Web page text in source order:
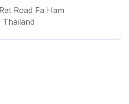
Road Fa Ham
Thailand